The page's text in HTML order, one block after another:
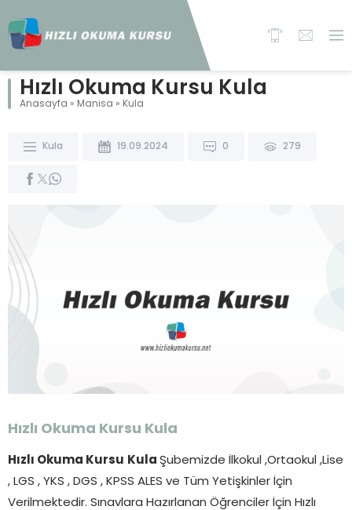
Hızlı Okuma Kursu Kula
Anasayfa » Manisa » Kula
Kula 19.09.2024 0 279
Hızlı Okuma Kursu Kula
Hızlı Okuma Kursu Kula Şubemizde İlkokul ,Ortaokul ,Lise
, LGS , YKS , DGS , KPSS ALES ve Tüm Yetişkinler İçin
Verilmektedir. Sınavlara Hazırlanan Öğrenciler İçin Hızlı